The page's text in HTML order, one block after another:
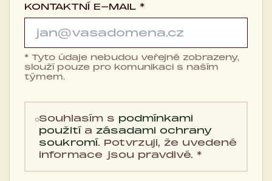
KONTAKTNÍ E-MAIL *
* Tyto údaje nebudou veřejně zobrazeny,
slouží pouze pro komunikaci s naším
týmem.
Souhlasím s podmínkami
použitía zásadami ochrany
soukromí. Potvrzuji, že uvedené
informace jsou pravdivé. *